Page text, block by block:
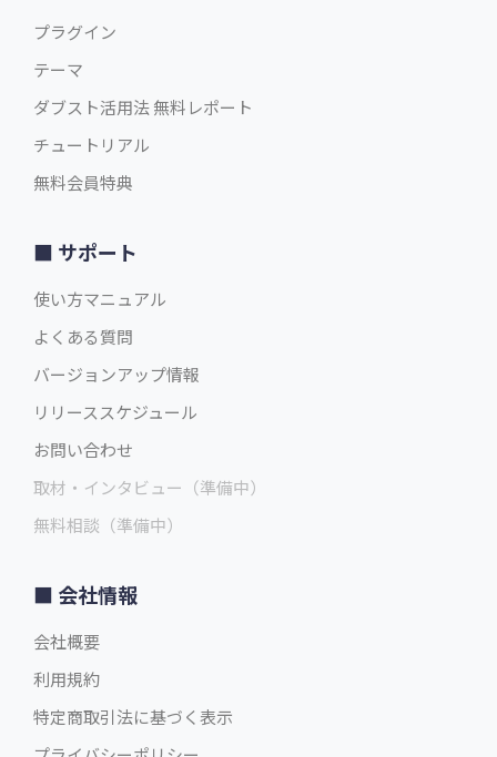
プラグイン
テーマ
ダブスト活用法 無料レポート
チュートリアル
無料会員特典
サポート
使い方マニュアル
よくある質問
バージョンアップ情報
リリーススケジュール
お問い合わせ
取材・インタビュー（準備中）
無料相談（準備中）
会社情報
会社概要
利用規約
特定商取引法に基づく表示